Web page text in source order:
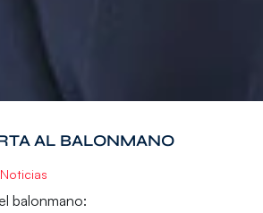
AL BALONMANO
Noticias
balonmano: